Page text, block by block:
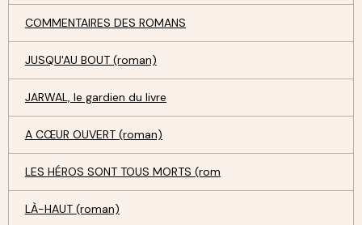
COMMENTAIRES DES ROMANS
JUSQU'AU BOUT (roman)
JARWAL, le gardien du livre
A CŒUR OUVERT (roman)
LES HÉROS SONT TOUS MORTS (rom
LÀ-HAUT (roman)